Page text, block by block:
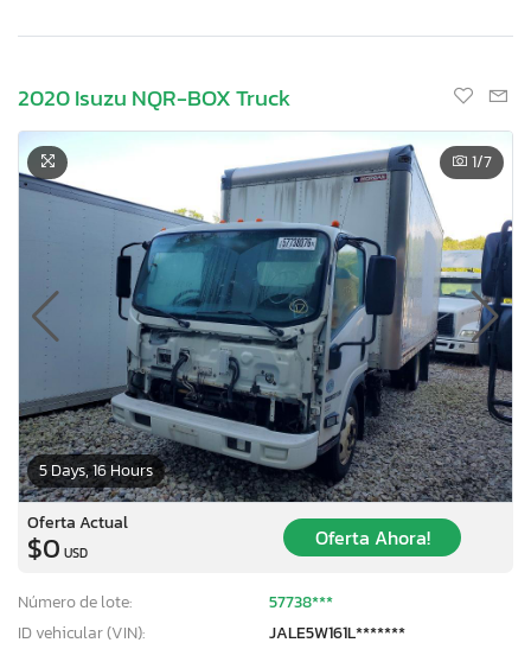
2020 Isuzu NQR-BOX Truck
5 Days, 16 Hours
1/7
Oferta Actual
$0 USD
Oferta Ahora!
Número de lote:
57738***
ID vehicular (VIN):
JALE5W161L*******